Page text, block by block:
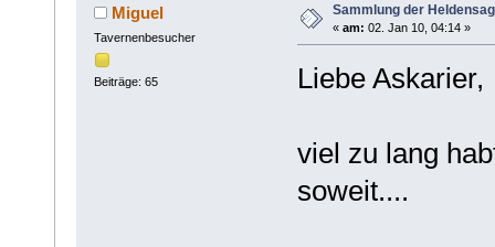
Miguel
Tavernenbesucher
Beiträge: 65
Sammlung der
« am: 02. Jan 10, 04:14 »
Liebe Askarier,
viel zu lang
soweit....